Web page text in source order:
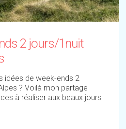
2 jours/1nuit
idées de week-ends 2
? Voilà mon partage
à réaliser aux beaux jours